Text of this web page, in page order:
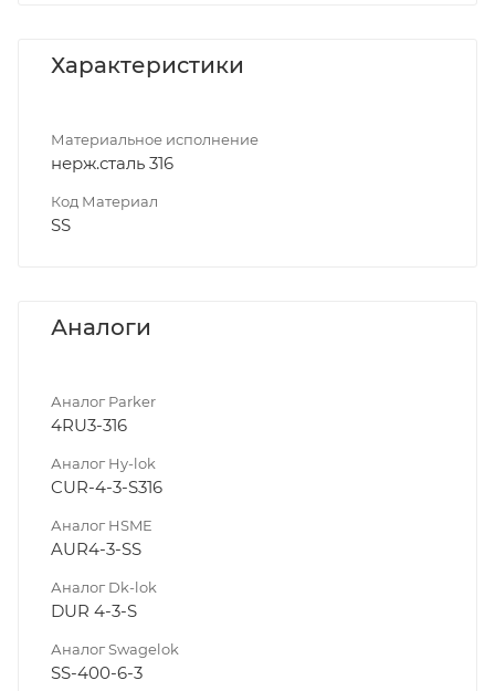
Характеристики
Материальное исполнение
нерж.сталь 316
Код Материал
SS
Аналоги
Аналог Parker
4RU3-316
Аналог Hy-lok
CUR-4-3-S316
Аналог HSME
AUR4-3-SS
Аналог Dk-lok
DUR 4-3-S
Аналог Swagelok
SS-400-6-3